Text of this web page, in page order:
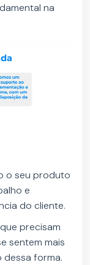
na
o seu produto
e
do cliente.
precisam
sentem mais
forma.